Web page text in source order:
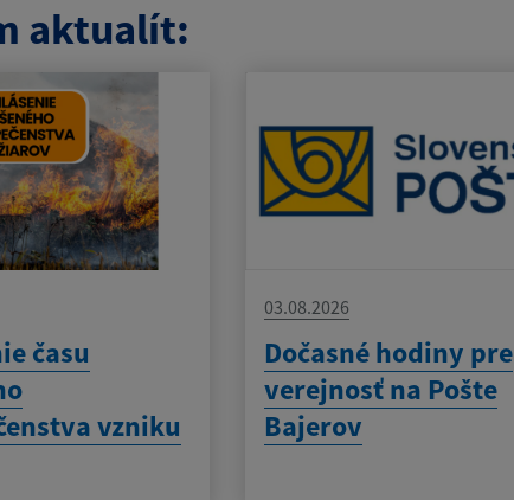
aktualít:
času
vzniku
03.08.2026
Dočasné hodiny pre
verejnosť na Pošte
Bajerov